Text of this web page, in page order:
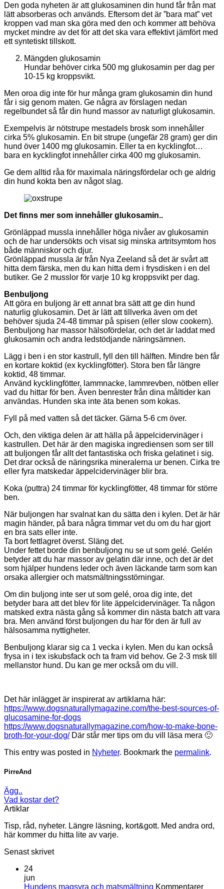
Den goda nyheten är att glukosaminen din hund får från mat
lätt absorberas och används. Eftersom det är ”bara mat” vet
kroppen vad man ska göra med den och kommer att behöva
mycket mindre av det för att det ska vara effektivt jämfört med
ett syntetiskt tillskott.
Mängden glukosamin
Hundar behöver cirka 500 mg glukosamin per dag per
10-15 kg kroppsvikt.
Men oroa dig inte för hur många gram glukosamin din hund
får i sig genom maten. Ge några av förslagen nedan
regelbundet så får din hund massor av naturligt glukosamin.
Exempelvis är nötstrupe mestadels brosk som innehåller
cirka 5% glukosamin. En bit strupe (ungefär 28 gram) ger din
hund över 1400 mg glukosamin. Eller ta en kycklingfot…
bara en kycklingfot innehåller cirka 400 mg glukosamin.
Ge dem alltid råa för maximala näringsfördelar och ge aldrig
din hund kokta ben av något slag.
Det finns mer som innehåller glukosamin..
Grönläppad mussla innehåller höga nivåer av glukosamin
och de har undersökts och visat sig minska artritsymtom hos
både människor och djur.
Grönläppad mussla är från Nya Zeeland så det är svårt att
hitta dem färska, men du kan hitta dem i frysdisken i en del
butiker. Ge 2 musslor för varje 10 kg kroppsvikt per dag.
Benbuljong
Att göra en buljong är ett annat bra sätt att ge din hund
naturlig glukosamin. Det är lätt att tillverka även om det
behöver sjuda 24-48 timmar på spisen (eller slow cookern).
Benbuljong har massor hälsofördelar, och det är laddat med
glukosamin och andra ledstödjande näringsämnen.
Lägg i ben i en stor kastrull, fyll den till hälften. Mindre ben får
en kortare koktid (ex kycklingfötter). Stora ben får längre
koktid, 48 timmar.
Använd kycklingfötter, lammnacke, lammrevben, nötben eller
vad du hittar för ben. Även benrester från dina måltider kan
användas. Hunden ska inte äta benen som kokas.
Fyll på med vatten så det täcker. Gärna 5-6 cm över.
Och, den viktiga delen är att hälla på äppelcidervinäger i
kastrullen. Det här är den magiska ingrediensen som ser till
att buljongen får allt det fantastiska och friska gelatinet i sig.
Det drar också de näringsrika mineralerna ur benen. Cirka tre
eller fyra matskedar äppelcidervinäger blir bra.
Koka (puttra) 24 timmar för kycklingfötter, 48 timmar för större
ben.
När buljongen har svalnat kan du sätta den i kylen. Det är här
magin händer, på bara några timmar vet du om du har gjort
en bra sats eller inte.
Ta bort fettlagret överst. Släng det.
Under fettet borde din benbuljong nu se ut som gelé. Gelén
betyder att du har massor av gelatin där inne, och det är det
som hjälper hundens leder och även läckande tarm som kan
orsaka allergier och matsmältningsstörningar.
Om din buljong inte ser ut som gelé, oroa dig inte, det
betyder bara att det blev för lite äppelcidervinäger. Ta någon
matsked extra nästa gång så kommer din nästa batch att vara
bra. Men använd först buljongen du har för den är full av
hälsosamma nyttigheter.
Benbuljong klarar sig ca 1 vecka i kylen. Men du kan också
frysa in i tex iskubsfack och ta fram vid behov. Ge 2-3 msk till
mellanstor hund. Du kan ge mer också om du vill.
Det här inlägget är inspirerat av artiklarna här:
https://www.dogsnaturallymagazine.com/the-best-sources-of-
glucosamine-for-dogs
https://www.dogsnaturallymagazine.com/how-to-make-bone-
broth-for-your-dog/Där står mer tips om du vill läsa mera 🙂
This entry was posted in Nyheter. Bookmark the permalink.
PirreAnd
Ägg..
Vad kostar det?
Artiklar
Tisp, råd, nyheter. Längre läsning, kort&gott. Med andra ord,
här kommer du hitta lite av varje.
Senast skrivet
24
jun
Hundens magsyra och matsmältning Kommentarer